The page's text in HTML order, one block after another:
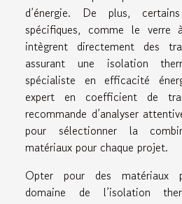
d’énergie. De plus,
spécifiques, comme le verre
intègrent directement des
assurant une isolation
spécialiste en efficacité
expert en coefficient de
recommande d’analyser
pour sélectionner la
matériaux pour chaque projet.
Opter pour des matériaux
domaine de l’isolation